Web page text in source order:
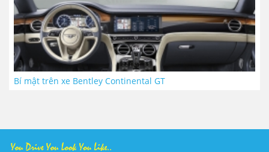
Bí mật trên xe Bentley Continental GT